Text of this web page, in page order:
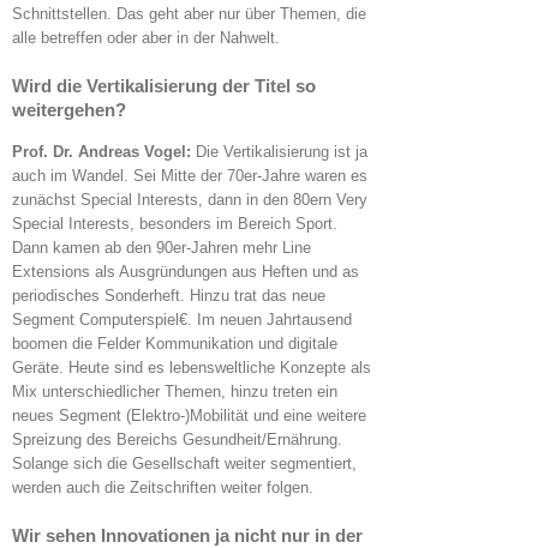
Schnittstellen. Das geht aber nur über Themen, die
alle betreffen oder aber in der Nahwelt.
Wird die Vertikalisierung der Titel so
weitergehen?
Prof. Dr. Andreas Vogel: Die Vertikalisierung ist ja
auch im Wandel. Sei Mitte der 70er-Jahre waren es
zunächst Special Interests, dann in den 80ern Very
Special Interests, besonders im Bereich Sport.
Dann kamen ab den 90er-Jahren mehr Line
Extensions als Ausgründungen aus Heften und as
periodisches Sonderheft. Hinzu trat das neue
Segment Computerspiel€. Im neuen Jahrtausend
boomen die Felder Kommunikation und digitale
Geräte. Heute sind es lebensweltliche Konzepte als
Mix unterschiedlicher Themen, hinzu treten ein
neues Segment (Elektro-)Mobilität und eine weitere
Spreizung des Bereichs Gesundheit/Ernährung.
Solange sich die Gesellschaft weiter segmentiert,
werden auch die Zeitschriften weiter folgen.
Wir sehen Innovationen ja nicht nur in der